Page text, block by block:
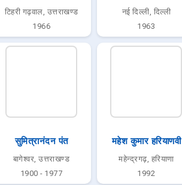
टिहरी गढ़वाल, उत्तराखण्ड
1966
नई दिल्ली, दिल्ली
1963
सुमित्रानंदन पंत
बागेश्वर, उत्तराखण्ड
1900 - 1977
महेश कुमार हरियाणवी
महेन्द्रगढ़, हरियाणा
1992